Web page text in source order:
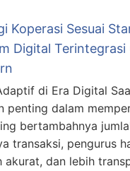
Koperasi Sesuai
Digital Terintegrasi
di Era Digital
penting dalam
bertambahnya
transaksi, pengurus
akurat, dan lebih